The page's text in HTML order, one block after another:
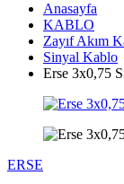
Anasayfa
KABLO
Zayıf Akım
Sinyal Kablo
Erse 3x0,75
ERSE